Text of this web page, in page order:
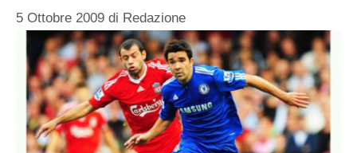
5 Ottobre 2009 di Redazione